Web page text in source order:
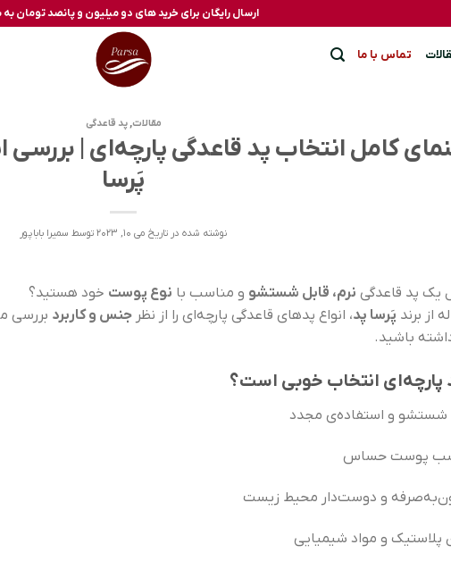
ارسال رایگان برای خرید های دو میلیون و پانصد تومان به
تماس با ما
مقالات,پد قاعدگی
کامل انتخاب پد قاعدگی پارچه‌ای | بررسی
پَرسا
نوشته شده در تاریخ می 10, 2023 توسط سمیرا باباپور
یک پد قاعدگی نرم، قابل شستشو و مناسب با نوع پوست خود هستید؟
از برند پَرسا پد، انواع پدهای قاعدگی پارچه‌ای را از نظر جنس و کاربرد بررسی
داشته باشید.
پارچه‌ای انتخاب خوبی است؟
شستشو و استفاده‌ی مجدد
پوست حساس
و دوست‌دار محیط زیست
پلاستیک و مواد شیمیایی